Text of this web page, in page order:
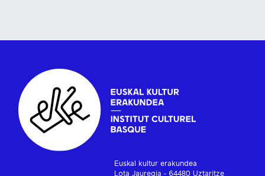
Euskal kultur erakundea
Lota Jauregia - 64480 Uztaritze